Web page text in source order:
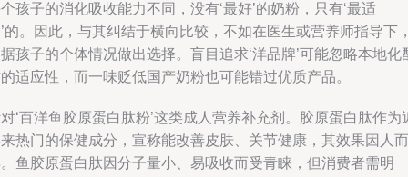
孩子的消化吸收能力不同，没有‘最好’的奶粉，只有‘最适
的。因此，与其纠结于横向比较，不如在医生或营养师指导下
孩子的个体情况做出选择。盲目追求‘洋品牌’可能忽略本地化
适应性，而一味贬低国产奶粉也可能错过优质产品。
‘百洋鱼胶原蛋白肽粉’这类成人营养补充剂。胶原蛋白肽作为
热门的保健成分，宣称能改善皮肤、关节健康，其效果因人而
鱼胶原蛋白肽因分子量小、易吸收而受青睐，但消费者需明